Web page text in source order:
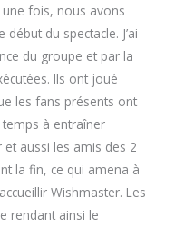
une fois, nous avons
du spectacle. J’ai
du groupe et par la
Ils ont joué
les fans présents ont
temps à entraîner
et aussi les amis des 2
la fin, ce qui amena à
Wishmaster. Les
rendant ainsi le